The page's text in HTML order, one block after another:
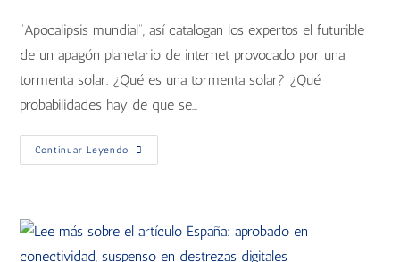
“Apocalipsis mundial”, así catalogan los expertos el futurible
de un apagón planetario de internet provocado por una
tormenta solar. ¿Qué es una tormenta solar? ¿Qué
probabilidades hay de que se…
Continuar Leyendo